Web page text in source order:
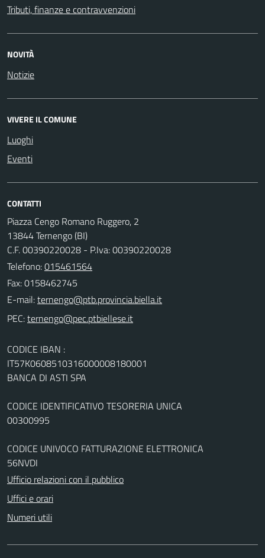
Tributi, finanze e contravvenzioni
NOVITÀ
Notizie
VIVERE IL COMUNE
Luoghi
Eventi
CONTATTI
Piazza Cengo Romano Ruggero, 2
13844 Ternengo (BI)
C.F. 00390220028 - P.Iva: 00390220028
Telefono:015461564
Fax: 0158462745
E-mail:
PEC:
CODICE IBAN :
IT57K0608510316000008180001
BANCA DI ASTI SPA
CODICE IDENTIFICATIVO TESORERIA UNICA
00300995
CODICE UNIVOCO FATTURAZIONE ELETTRONICA
56NVDI
Ufficio relazioni con il pubblico
Uffici e orari
Numeri utili